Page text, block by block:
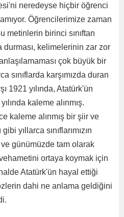
neredeyse hiçbir öğrenci
Öğrencilerimize zaman
metinlerin birinci sınıftan
durması, kelimelerinin zar zor
çok büyük bir
sınıflarda karşımızda duran
1921 yılında, Atatürk'ün
kaleme alınmış.
kaleme alınmış bir şiir ve
yıllarca sınıflarımızın
ve günümüzde tam olarak
ortaya koymak için
Atatürk'ün hayal ettiği
dahi ne anlama geldiğini